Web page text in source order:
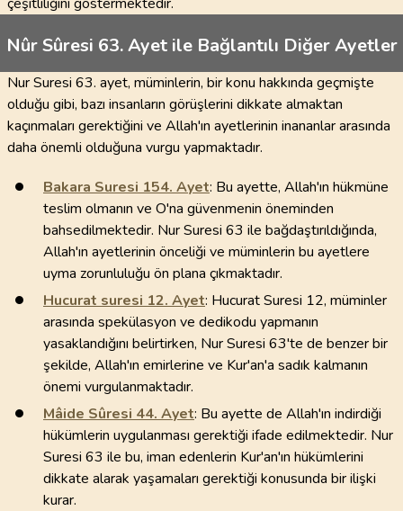
Nûr Sûresi 63. Ayet ile Bağlantılı Diğer Ayetler
Nur Suresi 63. ayet, müminlerin, bir konu hakkında geçmişte
olduğu gibi, bazı insanların görüşlerini dikkate almaktan
kaçınmaları gerektiğini ve Allah'ın ayetlerinin inananlar arasında
daha önemli olduğuna vurgu yapmaktadır.
Bakara Suresi 154. Ayet: Bu ayette, Allah'ın hükmüne
teslim olmanın ve O'na güvenmenin öneminden
bahsedilmektedir. Nur Suresi 63 ile bağdaştırıldığında,
Allah'ın ayetlerinin önceliği ve müminlerin bu ayetlere
uyma zorunluluğu ön plana çıkmaktadır.
Hucurat suresi 12. Ayet: Hucurat Suresi 12, müminler
arasında spekülasyon ve dedikodu yapmanın
yasaklandığını belirtirken, Nur Suresi 63'te de benzer bir
şekilde, Allah'ın emirlerine ve Kur'an'a sadık kalmanın
önemi vurgulanmaktadır.
Mâide Sûresi 44. Ayet: Bu ayette de Allah'ın indirdiği
hükümlerin uygulanması gerektiği ifade edilmektedir. Nur
Suresi 63 ile bu, iman edenlerin Kur'an'ın hükümlerini
dikkate alarak yaşamaları gerektiği konusunda bir ilişki
kurar.